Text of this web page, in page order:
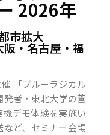
2026年
市拡大
・名古屋・福
「ブルーラジカル
発者・東北大学の菅
デモ体験を実施い
など、セミナー会場